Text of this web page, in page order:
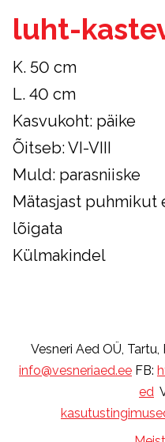
luht-
K. 50 cm
L. 40 cm
Kasvukoht: päike
Õitseb: VI-VIII
Muld: parasniiske
Mätasjast puhmikut
lõigata
Külmakindel
Vesneri Aed OÜ, Tartu,
info@vesneriaed.ee FB:
ed